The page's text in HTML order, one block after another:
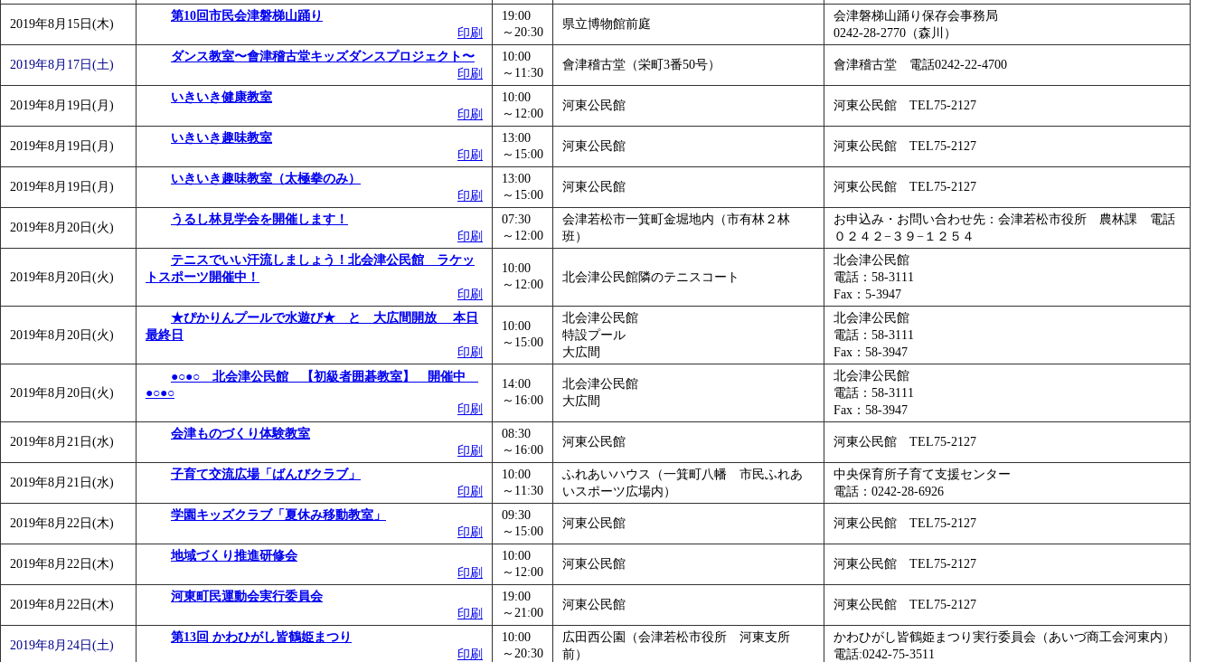
2019年8月15日(木)
第10回市民会津磐梯山踊り
印刷
19:00
～20:30
県立博物館前庭
会津磐梯山踊り保存会事務局
0242-28-2770（森川）
2019年8月17日(土)
ダンス教室〜會津稽古堂キッズダンスプロジェクト〜
印刷
10:00
～11:30
會津稽古堂（栄町3番50号） 會津稽古堂 電話0242-22-4700
2019年8月19日(月)
いきいき健康教室
印刷
10:00
～12:00
河東公民館 河東公民館 TEL75-2127
2019年8月19日(月)
いきいき趣味教室
印刷
13:00
～15:00
河東公民館 河東公民館 TEL75-2127
2019年8月19日(月)
いきいき趣味教室（太極拳のみ）
印刷
13:00
～15:00
河東公民館 河東公民館 TEL75-2127
2019年8月20日(火)
うるし林見学会を開催します！
印刷
07:30
～12:00
会津若松市一箕町金堀地内（市有林２林
班）
お申込み・お問い合わせ先：会津若松市役所 農林課 電話
０２４２−３９−１２５４
2019年8月20日(火)
テニスでいい汗流しましょう！北会津公民館 ラケッ
トスポーツ開催中！
印刷
10:00
～12:00
北会津公民館隣のテニスコート
北会津公民館
電話：58-3111
Fax：5-3947
2019年8月20日(火)
★ぴかりんプールで水遊び★ と 大広間開放 本日
最終日
印刷
10:00
～15:00
北会津公民館
特設プール
大広間
北会津公民館
電話：58-3111
Fax：58-3947
2019年8月20日(火)
●○●○ 北会津公民館 【初級者囲碁教室】 開催中
●○●○
印刷
14:00
～16:00
北会津公民館
大広間
北会津公民館
電話：58-3111
Fax：58-3947
2019年8月21日(水)
会津ものづくり体験教室
印刷
08:30
～16:00
河東公民館 河東公民館 TEL75-2127
2019年8月21日(水)
子育て交流広場「ばんびクラブ」
印刷
10:00
～11:30
ふれあいハウス（一箕町八幡 市民ふれあ
いスポーツ広場内）
中央保育所子育て支援センター
電話：0242-28-6926
2019年8月22日(木)
学園キッズクラブ「夏休み移動教室」
印刷
09:30
～15:00
河東公民館 河東公民館 TEL75-2127
2019年8月22日(木)
地域づくり推進研修会
印刷
10:00
～12:00
河東公民館 河東公民館 TEL75-2127
2019年8月22日(木)
河東町民運動会実行委員会
印刷
19:00
～21:00
河東公民館 河東公民館 TEL75-2127
2019年8月24日(土)
第13回 かわひがし皆鶴姫まつり
印刷
10:00
～20:30
広田西公園（会津若松市役所 河東支所
前）
かわひがし皆鶴姫まつり実行委員会（あいづ商工会河東内）
電話:0242-75-3511